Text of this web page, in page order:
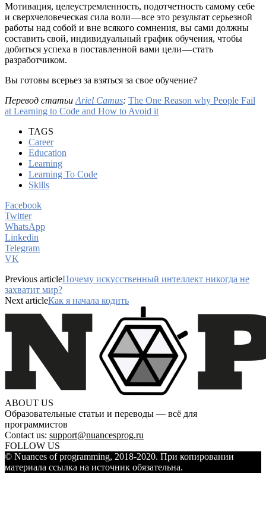
Мотивация, целеустремленность, подотчетность самому себе
и сверхчеловеческая сила воли — все это результат серьезной
работы над собой и вне всякого сомнения, вы сами должны
составить свой, индивидуальный график обучения, чтобы
добиться успеха в поставленной вами цели — стать
разработчиком.
Вы готовы всерьез за взяться за свое обучение?
Перевод статьи Ariel Camus: The One Reason why People Fail
at Learning to Code and How to Avoid it
TAGS
Career
Education
Learning
Learning To Code
Skills
Facebook
Twitter
WhatsApp
Linkedin
Telegram
VK
Previous articleПочему искусственный интеллект никогда не
захватит мир?
Next articleКак я начала кодить
ABOUT US
Образовательные статьи и переводы — всё для
программистов
Contact us: support@nuancesprog.ru
FOLLOW US
© Nuances of programming, 2018-2020. При копировании
материала ссылка на источник обязательна.